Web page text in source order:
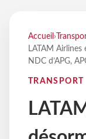
Accueil ›
LATAM Airlines
NDC d’APG,
TRANSPORT